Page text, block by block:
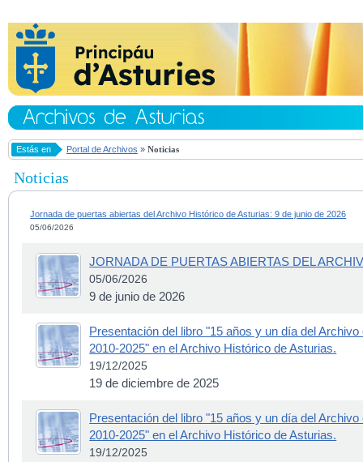
Estás en Portal de Archivos » Noticias
Noticias
Jornada de puertas abiertas del Archivo Histórico de Asturias: 9 de junio de 2026
05/06/2026
JORNADA DE PUERTAS ABIERTAS DEL
05/06/2026
9 de junio de 2026
Presentación del libro "15 años y un día del
2010-2025" en el Archivo Histórico de Asturias.
19/12/2025
19 de diciembre de 2025
Presentación del libro "15 años y un día del
2010-2025" en el Archivo Histórico de Asturias.
19/12/2025